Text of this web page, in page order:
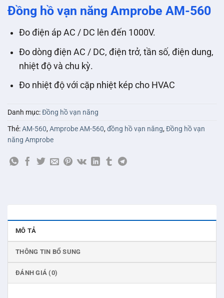
Đồng hồ vạn năng Amprobe AM-560
Đo điện áp AC / DC lên đến 1000V.
Đo dòng điện AC / DC, điện trở, tần số, điện dung,
nhiệt độ và chu kỳ.
Đo nhiệt độ với cặp nhiệt kép cho HVAC
Danh mục:Đồng hồ vạn năng
Thẻ:AM-560,Amprobe AM-560,đồng hồ vạn năng,Đồng hồ vạn
năng Amprobe
MÔ TẢ
THÔNG TIN BỔ SUNG
ĐÁNH GIÁ (0)